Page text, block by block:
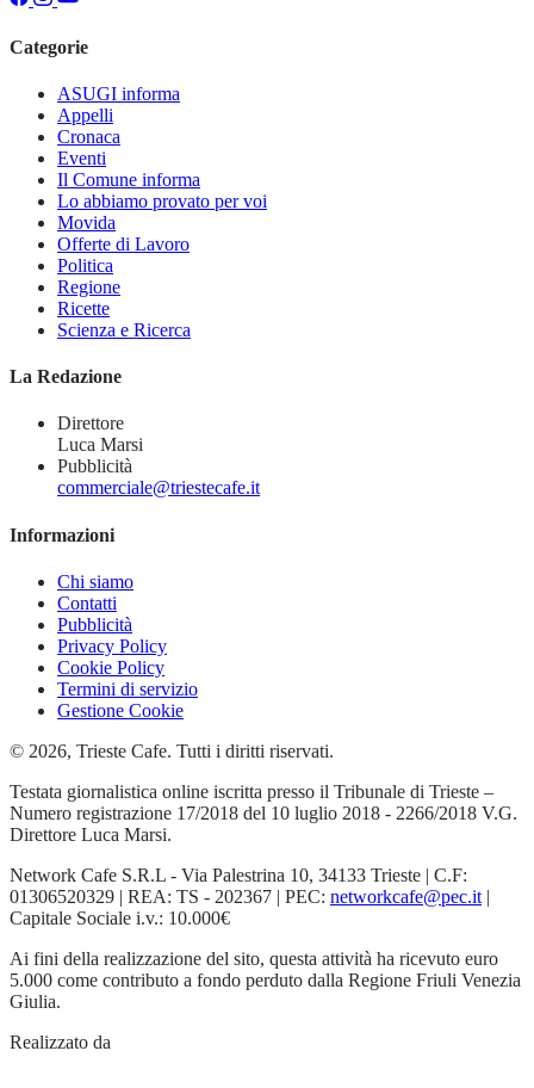
Categorie
ASUGI informa
Appelli
Cronaca
Eventi
Il Comune informa
Lo abbiamo provato per voi
Movida
Offerte di Lavoro
Politica
Regione
Ricette
Scienza e Ricerca
La Redazione
Direttore
Luca Marsi
Pubblicità
commerciale@triestecafe.it
Informazioni
Chi siamo
Contatti
Pubblicità
Privacy Policy
Cookie Policy
Termini di servizio
Gestione Cookie
© 2026, Trieste Cafe. Tutti i diritti riservati.
Testata giornalistica online iscritta presso il Tribunale di Trieste –
Numero registrazione 17/2018 del 10 luglio 2018 - 2266/2018 V.G.
Direttore Luca Marsi.
Network Cafe S.R.L - Via Palestrina 10, 34133 Trieste | C.F:
01306520329 | REA: TS - 202367 | PEC: networkcafe@pec.it |
Capitale Sociale i.v.: 10.000€
Ai fini della realizzazione del sito, questa attività ha ricevuto euro
5.000 come contributo a fondo perduto dalla Regione Friuli Venezia
Giulia.
Realizzato da